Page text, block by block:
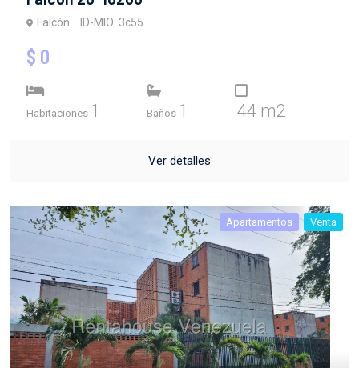
Falcón ID-MIO: 3c55
$ 0
Habitaciones 1 Baños 1 44 m2
Ver detalles
Apartamentos Venta